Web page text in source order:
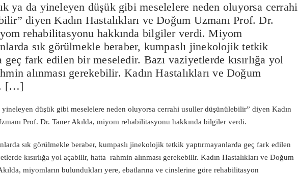
ya da yineleyen düşük gibi meselelere neden oluyorsa cerrahi
diyen Kadın Hastalıkları ve Doğum Uzmanı Prof. Dr.
rehabilitasyonu hakkında bilgiler verdi. Miyom
sık görülmekle beraber, kumpaslı jinekolojik tetkik
geç fark edilen bir meseledir. Bazı vaziyetlerde kısırlığa yol
alınması gerekebilir. Kadın Hastalıkları ve Doğum
[…]
yineleyen düşük gibi meselelere neden oluyorsa cerrahi usuller düşünülebilir” diyen Kadın
Prof. Dr. Taner Akılda, miyom rehabilitasyonu hakkında bilgiler verdi.
sık görülmekle beraber, kumpaslı jinekolojik tetkik yaptırmayanlarda geç fark edilen
kısırlığa yol açabilir, hatta rahmin alınması gerekebilir. Kadın Hastalıkları ve Doğum
miyomların bulundukları yere, ebatlarına ve cinslerine göre rehabilitasyon